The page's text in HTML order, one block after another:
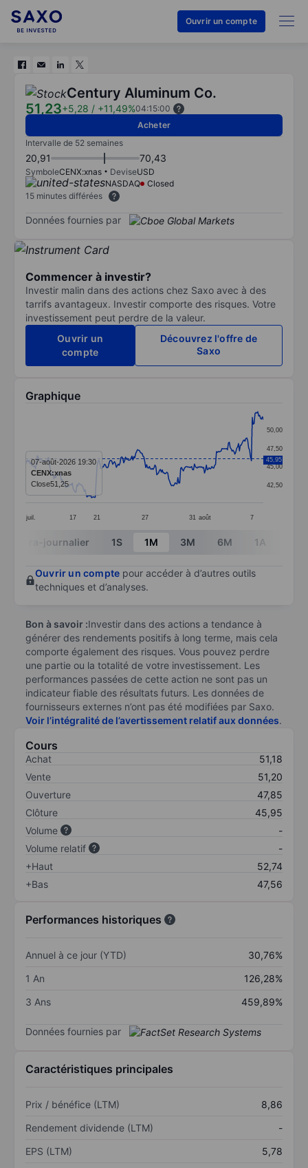
Ouvrir un compte
Century Aluminum Co.
51,23+5,28 / +11,49%04:15:00
Acheter
Intervalle de 52 semaines
20,91 70,43
SymboleCENX:xnas DeviseUSD
NASDAQ
Closed
15 minutes différées
Données fournies par
Commencer à investir?
Investir malin dans des actions chez Saxo avec à des
tarrifs avantageux. Investir comporte des risques. Votre
investissement peut perdre de la valeur.
Ouvrir un
compte
Découvrez l'offre de
Saxo
Graphique
The chart has 1 X axis displaying categories.
The chart has 1 Y axis displaying values. Data
juil. 17 21 27 31 août 7
42,50
45,00
47,50
50,00
45,95
07-août-2026 19:30
CENX:xnas
Close51,25
End of interactive chart.
Intra-journalier 1S 1M 3M 6M 1A
Ouvrir un compte pour accéder à d’autres outils
techniques et d’analyses.
Bon à savoir :Investir dans des actions a tendance à
générer des rendements positifs à long terme, mais cela
comporte également des risques. Vous pouvez perdre
une partie ou la totalité de votre investissement. Les
performances passées de cette action ne sont pas un
indicateur fiable des résultats futurs. Les données de
fournisseurs externes n’ont pas été modifiées par Saxo.
Voir l’intégralité de l’avertissement relatif aux données.
Cours
Achat
51,18
Vente
51,20
Ouverture
47,85
Clôture
45,95
Volume
-
Volume relatif
-
+Haut
52,74
+Bas
47,56
Performances historiques
Annuel à ce jour (YTD)
30,76%
1 An
126,28%
3 Ans
459,89%
Données fournies par
Caractéristiques principales
Prix / bénéfice (LTM)
8,86
Rendement dividende (LTM)
-
EPS (LTM)
5,78